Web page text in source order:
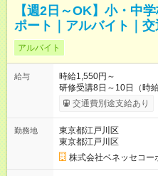
【週2日～OK】小・中
ポート｜アルバイト｜
アルバイト
給与
時給1,550円～
交通費別途支給あり
勤務地
東京都江戸川区
東京都江戸川区
株式会社ベネッセコー